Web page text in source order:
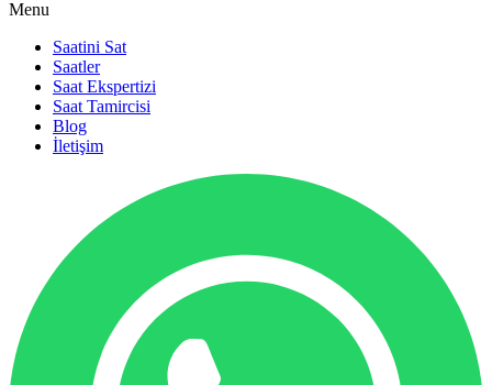
Menu
Saatini Sat
Saatler
Saat Ekspertizi
Saat Tamircisi
Blog
İletişim